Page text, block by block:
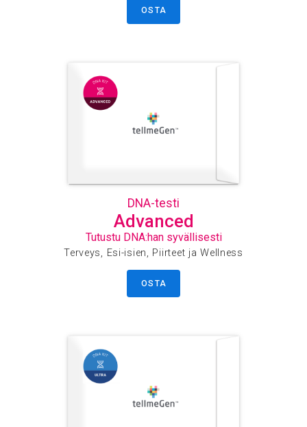
OSTA
DNA-testi
Advanced
Tutustu DNA:han syvällisesti
Terveys, Esi-isien, Piirteet ja Wellness
OSTA